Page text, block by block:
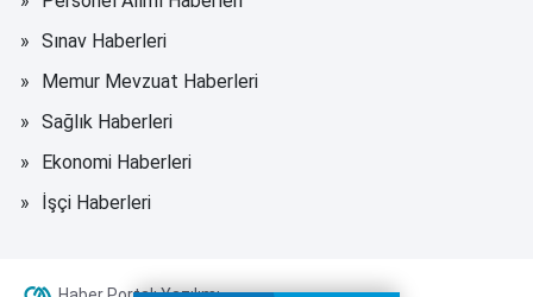
Sınav Haberleri
Memur Mevzuat Haberleri
Sağlık Haberleri
Ekonomi Haberleri
İşçi Haberleri